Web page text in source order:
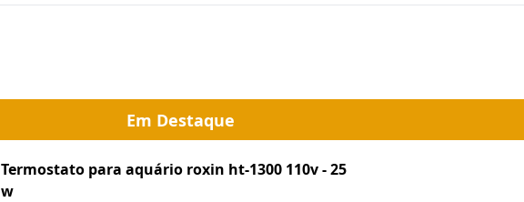
Em Destaque
Termostato para aquário roxin ht-1300 110v - 25
w